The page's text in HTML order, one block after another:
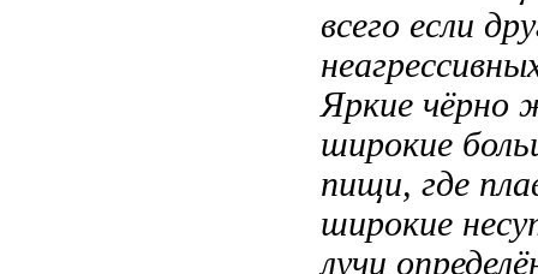
всего если
Яркие чёрно
широкие
пищи, где
широкие
лучи